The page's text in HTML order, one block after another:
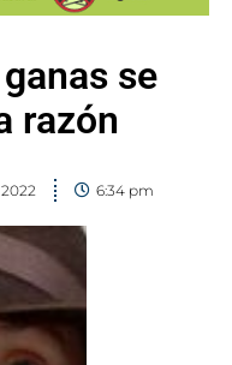
se
razón
2022 6:34 pm